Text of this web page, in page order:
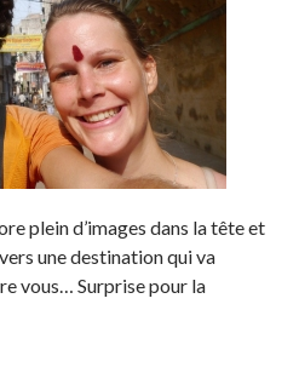
plein d’images dans la tête et
une destination qui va
vous… Surprise pour la